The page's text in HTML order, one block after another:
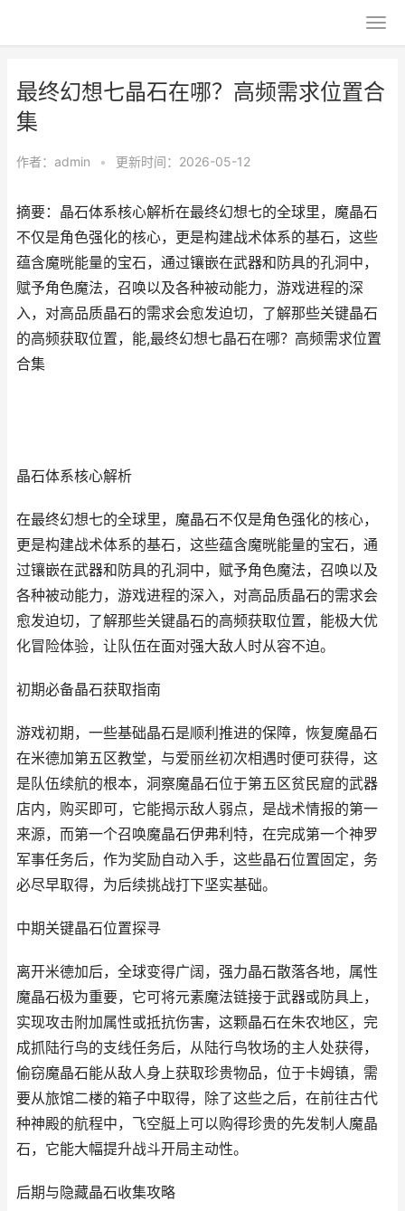
最终幻想七晶石在哪？高频需求位置合
集
作者： admin • 更新时间：2026-05-12
摘要：晶石体系核心解析在最终幻想七的全球里，魔晶石
不仅是角色强化的核心，更是构建战术体系的基石，这些
蕴含魔晄能量的宝石，通过镶嵌在武器和防具的孔洞中，
赋予角色魔法，召唤以及各种被动能力，游戏进程的深
入，对高品质晶石的需求会愈发迫切，了解那些关键晶石
的高频获取位置，能,最终幻想七晶石在哪？高频需求位置
合集
晶石体系核心解析
在最终幻想七的全球里，魔晶石不仅是角色强化的核心，
更是构建战术体系的基石，这些蕴含魔晄能量的宝石，通
过镶嵌在武器和防具的孔洞中，赋予角色魔法，召唤以及
各种被动能力，游戏进程的深入，对高品质晶石的需求会
愈发迫切，了解那些关键晶石的高频获取位置，能极大优
化冒险体验，让队伍在面对强大敌人时从容不迫。
初期必备晶石获取指南
游戏初期，一些基础晶石是顺利推进的保障，恢复魔晶石
在米德加第五区教堂，与爱丽丝初次相遇时便可获得，这
是队伍续航的根本，洞察魔晶石位于第五区贫民窟的武器
店内，购买即可，它能揭示敌人弱点，是战术情报的第一
来源，而第一个召唤魔晶石伊弗利特，在完成第一个神罗
军事任务后，作为奖励自动入手，这些晶石位置固定，务
必尽早取得，为后续挑战打下坚实基础。
中期关键晶石位置探寻
离开米德加后，全球变得广阔，强力晶石散落各地，属性
魔晶石极为重要，它可将元素魔法链接于武器或防具上，
实现攻击附加属性或抵抗伤害，这颗晶石在朱农地区，完
成抓陆行鸟的支线任务后，从陆行鸟牧场的主人处获得，
偷窃魔晶石能从敌人身上获取珍贵物品，位于卡姆镇，需
要从旅馆二楼的箱子中取得，除了这些之后，在前往古代
种神殿的航程中，飞空艇上可以购得珍贵的先发制人魔晶
石，它能大幅提升战斗开局主动性。
后期与隐藏晶石收集攻略